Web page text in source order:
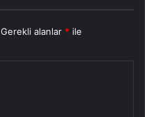
Gerekli alanlar * ile